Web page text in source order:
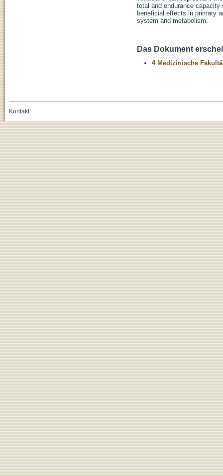
total and endurance
beneficial effects in primary
system and metabolism.
Das Dokument
4 Medizinische
Kontakt